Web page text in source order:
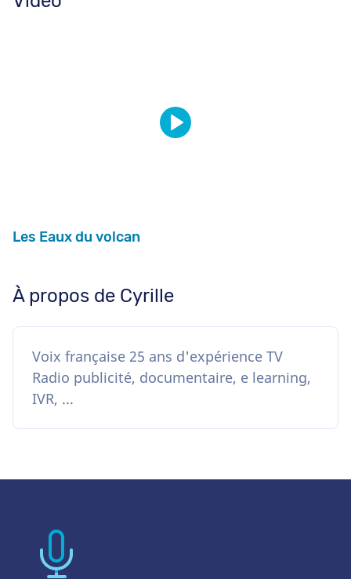
Les Eaux du volcan
À propos de Cyrille
Voix française 25 ans d'expérience TV
Radio publicité, documentaire, e learning,
IVR, ...